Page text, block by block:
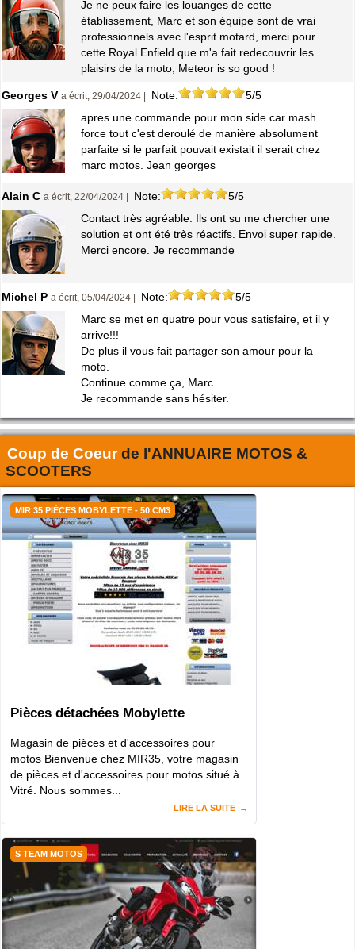
Je ne peux faire les louanges de cette
établissement, Marc et son équipe sont de vrai
professionnels avec l'esprit motard, merci pour
cette Royal Enfield que m'a fait redecouvrir les
plaisirs de la moto, Meteor is so good !
Georges V a écrit, 29/04/2024 | Note:
5/5
apres une commande pour mon side car mash
force tout c'est deroulé de manière absolument
parfaite si le parfait pouvait existait il serait chez
marc motos. Jean georges
Alain C a écrit, 22/04/2024 | Note:
5/5
Contact très agréable. Ils ont su me chercher une
solution et ont été très réactifs. Envoi super rapide.
Merci encore. Je recommande
Michel P a écrit, 05/04/2024 | Note:
5/5
Marc se met en quatre pour vous satisfaire, et il y
arrive!!!
De plus il vous fait partager son amour pour la
moto.
Continue comme ça, Marc.
Je recommande sans hésiter.
Coup de Coeurde l'ANNUAIRE MOTOS &
SCOOTERS
MIR 35 PIÈCES MOBYLETTE - 50 CM3
Pièces détachées Mobylette
Magasin de pièces et d'accessoires pour
motos Bienvenue chez MIR35, votre magasin
de pièces et d'accessoires pour motos situé à
Vitré. Nous sommes...
LIRE LA SUITE
S TEAM MOTOS